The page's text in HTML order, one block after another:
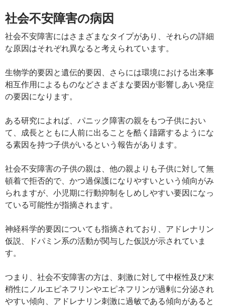
社会不安障害の病因
社会不安障害にはさまざまなタイプがあり、それらの詳細
な原因はそれぞれ異なると考えられています。
生物学的要因と遺伝的要因、さらには環境における出来事
相互作用によるものなどさまざまな要因が影響しあい発症
の要因になります。
ある研究によれば、パニック障害の親をもつ子供におい
て、成長とともに人前に出ることを酷く躊躇するようにな
る素因を持つ子供がいるという報告があります。
社会不安障害の子供の親は、他の親よりも子供に対して無
頓着で拒否的で、かつ過保護になりやすいという傾向がみ
られますが、小児期に行動抑制をしめしやすい要因になっ
ている可能性が指摘されます。
神経科学的要因についても指摘されており、アドレナリン
仮説、ドパミン系の活動が関与した仮説が示されていま
す。
つまり、社会不安障害の方は、刺激に対して中枢性及び末
梢性にノルエピネフリンやエピネフリンが過剰に分泌され
やすい傾向、アドレナリン刺激に過敏である傾向があると